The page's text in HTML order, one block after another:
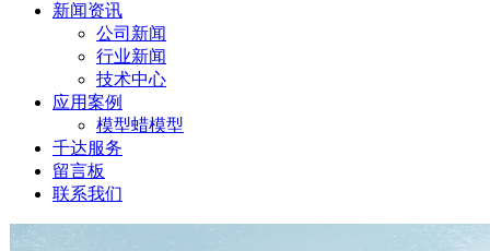
新闻资讯
公司新闻
行业新闻
技术中心
应用案例
模型蜡模型
千达服务
留言板
联系我们